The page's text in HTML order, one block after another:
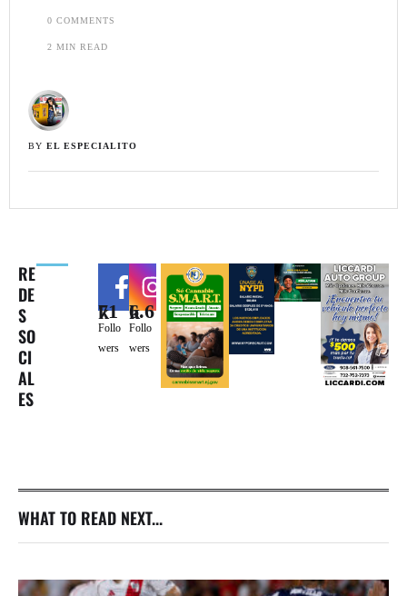
0 COMMENTS
2 MIN READ
BY EL ESPECIALITO
RE
DE
S
SO
CI
AL
ES
71k
Follo
wers
6.6k
Follo
wers
WHAT TO READ NEXT...